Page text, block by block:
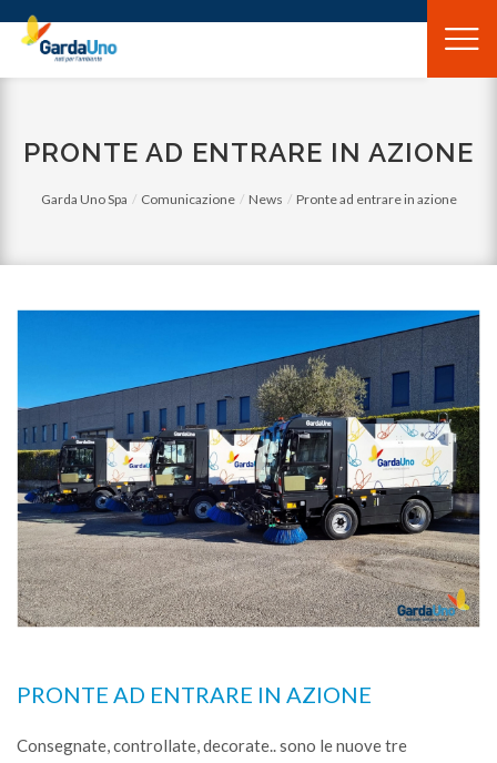
Gardauno
Spa
PRONTE AD ENTRARE IN AZIONE
Garda Uno Spa Comunicazione News Pronte ad entrare in azione
PRONTE AD ENTRARE IN AZIONE
Consegnate, controllate, decorate.. sono le nuove tre